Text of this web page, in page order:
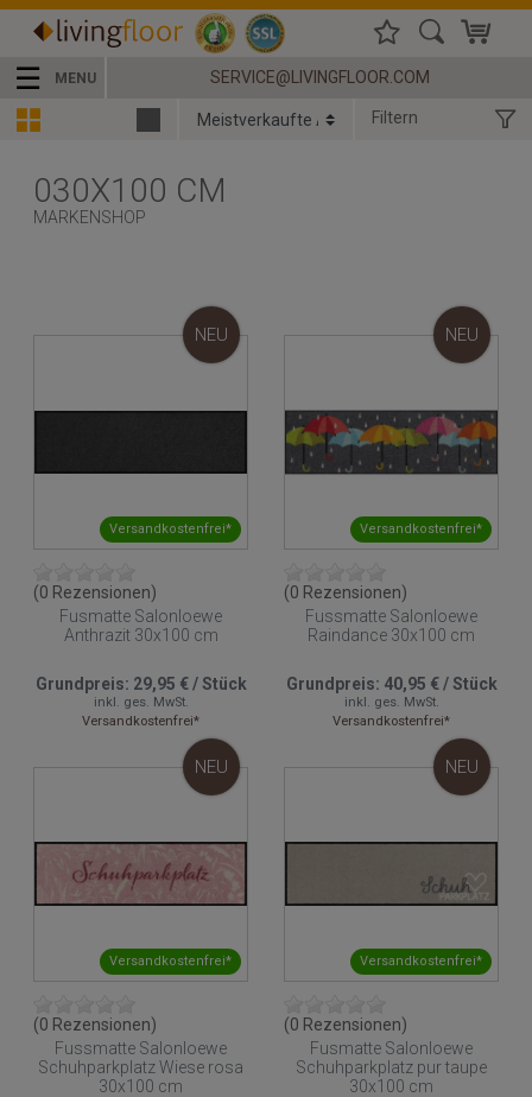
☰ MENU SERVICE@LIVINGFLOOR.COM
Filtern
030X100 CM
MARKENSHOP
Versandkostenfrei*
NEU
(0 Rezensionen)
Fusmatte Salonloewe
Anthrazit 30x100 cm
Grundpreis: 29,95 €/Stück
inkl. ges. MwSt.
Versandkostenfrei*
Versandkostenfrei*
NEU
(0 Rezensionen)
Fussmatte Salonloewe
Raindance 30x100 cm
Grundpreis: 40,95 €/Stück
inkl. ges. MwSt.
Versandkostenfrei*
Versandkostenfrei*
NEU
(0 Rezensionen)
Fussmatte Salonloewe
Schuhparkplatz Wiese rosa
30x100 cm
Versandkostenfrei*
NEU
(0 Rezensionen)
Fusmatte Salonloewe
Schuhparkplatz pur taupe
30x100 cm